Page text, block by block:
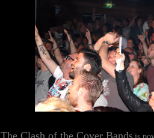
The Clash of the Cover Bands